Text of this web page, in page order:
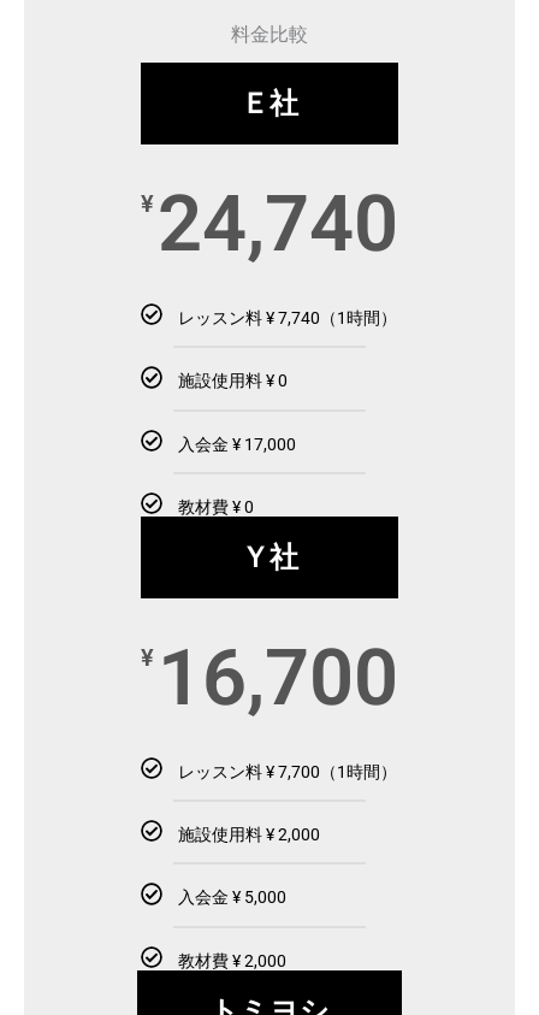
料金比較
Ｅ社
¥ 24,740
レッスン料 ¥ 7,740（1時間）
施設使用料 ¥ 0
入会金 ¥ 17,000
教材費 ¥ 0
Ｙ社
¥ 16,700
レッスン料 ¥ 7,700（1時間）
施設使用料 ¥ 2,000
入会金 ¥ 5,000
教材費 ¥ 2,000